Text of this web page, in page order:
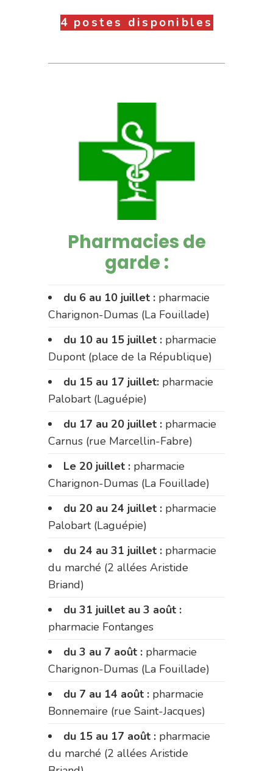
4 postes disponibles
Pharmacies de
garde :
du 6 au 10 juillet : pharmacie
Charignon-Dumas (La Fouillade)
du 10 au 15 juillet : pharmacie
Dupont (place de la République)
du 15 au 17 juillet: pharmacie
Palobart (Laguépie)
du 17 au 20 juillet : pharmacie
Carnus (rue Marcellin-Fabre)
Le 20 juillet : pharmacie
Charignon-Dumas (La Fouillade)
du 20 au 24 juillet : pharmacie
Palobart (Laguépie)
du 24 au 31 juillet : pharmacie
du marché (2 allées Aristide
Briand)
du 31 juillet au 3 août :
pharmacie Fontanges
du 3 au 7 août : pharmacie
Charignon-Dumas (La Fouillade)
du 7 au 14 août : pharmacie
Bonnemaire (rue Saint-Jacques)
du 15 au 17 août : pharmacie
du marché (2 allées Aristide